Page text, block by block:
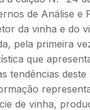
de Análise e
da vinha e do
pela primeira
que
tendências deste
de vinha,